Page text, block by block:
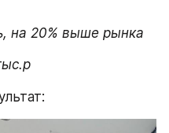
на 20% выше рынка